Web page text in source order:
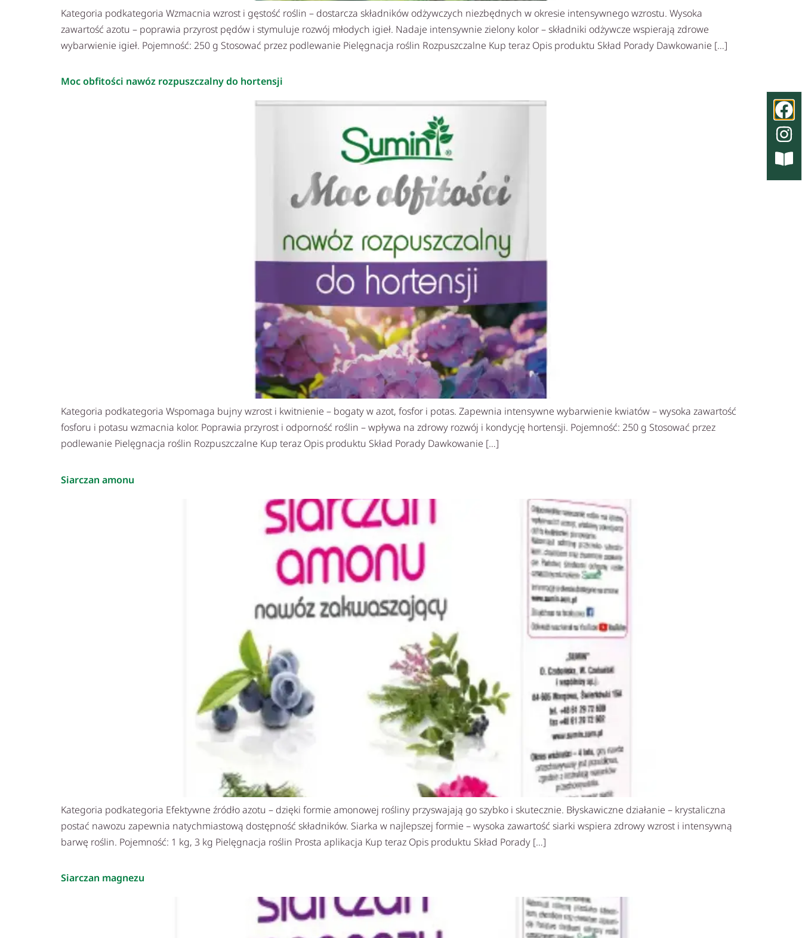
Kategoria podkategoria Wzmacnia wzrost i gęstość roślin – dostarcza składników odżywczych niezbędnych w okresie intensywnego wzrostu. Wysoka
zawartość azotu – poprawia przyrost pędów i stymuluje rozwój młodych igieł. Nadaje intensywnie zielony kolor – składniki odżywcze wspierają zdrowe
wybarwienie igieł. Pojemność: 250 g Stosować przez podlewanie Pielęgnacja roślin Rozpuszczalne Kup teraz Opis produktu Skład Porady Dawkowanie […]
Moc obfitości nawóz rozpuszczalny do hortensji
Kategoria podkategoria Wspomaga bujny wzrost i kwitnienie – bogaty w azot, fosfor i potas. Zapewnia intensywne wybarwienie kwiatów – wysoka zawartość
fosforu i potasu wzmacnia kolor. Poprawia przyrost i odporność roślin – wpływa na zdrowy rozwój i kondycję hortensji. Pojemność: 250 g Stosować przez
podlewanie Pielęgnacja roślin Rozpuszczalne Kup teraz Opis produktu Skład Porady Dawkowanie […]
Siarczan amonu
Kategoria podkategoria Efektywne źródło azotu – dzięki formie amonowej rośliny przyswajają go szybko i skutecznie. Błyskawiczne działanie – krystaliczna
postać nawozu zapewnia natychmiastową dostępność składników. Siarka w najlepszej formie – wysoka zawartość siarki wspiera zdrowy wzrost i intensywną
barwę roślin. Pojemność: 1 kg, 3 kg Pielęgnacja roślin Prosta aplikacja Kup teraz Opis produktu Skład Porady […]
Siarczan magnezu